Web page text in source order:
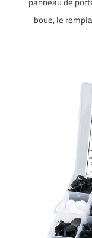
boue, le